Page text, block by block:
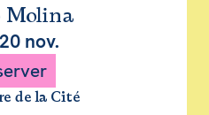
Molina
20 nov.
de la Cité